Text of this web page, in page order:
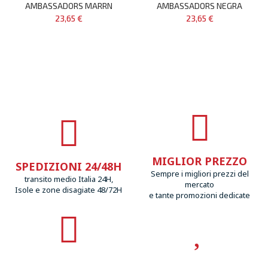
AMBASSADORS MARRN
23,65 €
AMBASSADORS NEGRA
23,65 €
SPEDIZIONI 24/48H
transito medio Italia 24H,
Isole e zone disagiate 48/72H
MIGLIOR PREZZO
Sempre i migliori prezzi del
mercato
e tante promozioni dedicate